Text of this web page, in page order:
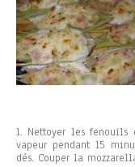
1. Nettoyer les
vapeur pendant 15
dés. Couper la